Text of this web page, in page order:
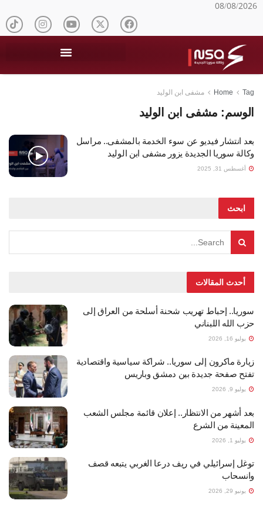
08/08/2026
Home Tag مشفى ابن الوليد
الوسم: مشفى ابن الوليد
بعد انتشار فيديو عن سوء الخدمة بالمشفى.. مراسل
وكالة سوريا الجديدة يزور مشفى ابن الوليد
أغسطس 31, 2025
ابحث
أحدث المقالات
سوريا.. إحباط تهريب شحنة أسلحة من العراق إلى
حزب الله اللبناني
يوليو 16, 2026
زيارة ماكرون إلى سوريا.. شراكة سياسية واقتصادية
تفتح صفحة جديدة بين دمشق وباريس
يوليو 9, 2026
بعد أشهر من الانتظار.. إعلان قائمة مجلس الشعب
المعينة من الشرع
يوليو 1, 2026
توغل إسرائيلي في ريف درعا الغربي يتبعه قصف
وانسحاب
يونيو 29, 2026